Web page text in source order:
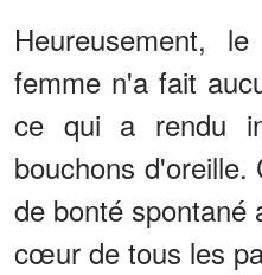
Heureusement,
femme n'a fait
ce qui a rendu
bouchons
de bonté spontané
cœur de tous les